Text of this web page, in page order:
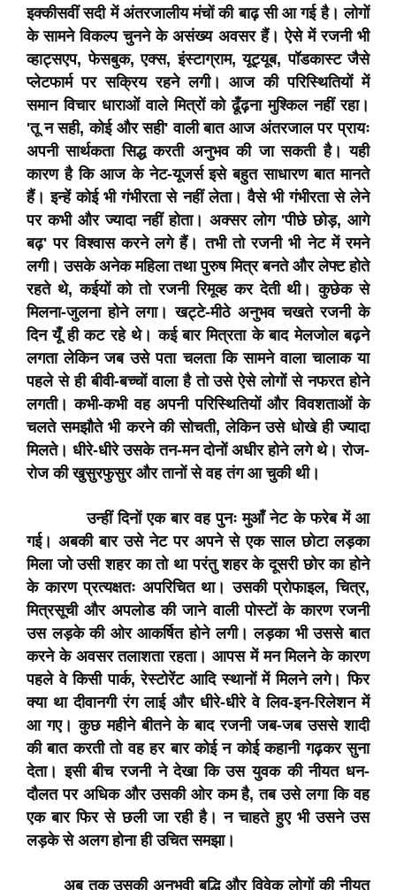
इक्कीसवीं सदी में अंतरजालीय मंचों की बाढ़ सी आ गई है। लोगों
के सामने विकल्प चुनने के असंख्य अवसर हैं। ऐसे में रजनी भी
व्हाट्सएप, फेसबुक, एक्स, इंस्टाग्राम, यूट्यूब, पॉडकास्ट जैसे
प्लेटफार्म पर सक्रिय रहने लगी। आज की परिस्थितियों में
समान विचार धाराओं वाले मित्रों को ढूँढ़ना मुश्किल नहीं रहा।
'तू न सही, कोई और सही' वाली बात आज अंतरजाल पर प्रायः
अपनी सार्थकता सिद्ध करती अनुभव की जा सकती है। यही
कारण है कि आज के नेट-यूजर्स इसे बहुत साधारण बात मानते
हैं। इन्हें कोई भी गंभीरता से नहीं लेता। वैसे भी गंभीरता से लेने
पर कभी और ज्यादा नहीं होता। अक्सर लोग 'पीछे छोड़, आगे
बढ़' पर विश्वास करने लगे हैं। तभी तो रजनी भी नेट में रमने
लगी। उसके अनेक महिला तथा पुरुष मित्र बनते और लेफ्ट होते
रहते थे, कईयों को तो रजनी रिमूव्ह कर देती थी। कुछेक से
मिलना-जुलना होने लगा। खट्टे-मीठे अनुभव चखते रजनी के
दिन यूँ ही कट रहे थे। कई बार मित्रता के बाद मेलजोल बढ़ने
लगता लेकिन जब उसे पता चलता कि सामने वाला चालाक या
पहले से ही बीवी-बच्चों वाला है तो उसे ऐसे लोगों से नफरत होने
लगती। कभी-कभी वह अपनी परिस्थितियों और विवशताओं के
चलते समझौते भी करने की सोचती, लेकिन उसे धोखे ही ज्यादा
मिलते। धीरे-धीरे उसके तन-मन दोनों अधीर होने लगे थे। रोज-
रोज की खुसुरफुसुर और तानों से वह तंग आ चुकी थी।
उन्हीं दिनों एक बार वह पुनः मुआँ नेट के फरेब में आ
गई। अबकी बार उसे नेट पर अपने से एक साल छोटा लड़का
मिला जो उसी शहर का तो था परंतु शहर के दूसरी छोर का होने
के कारण प्रत्यक्षतः अपरिचित था। उसकी प्रोफाइल, चित्र,
मित्रसूची और अपलोड की जाने वाली पोस्टों के कारण रजनी
उस लड़के की ओर आकर्षित होने लगी। लड़का भी उससे बात
करने के अवसर तलाशता रहता। आपस में मन मिलने के कारण
पहले वे किसी पार्क, रेस्टोरेंट आदि स्थानों में मिलने लगे। फिर
क्या था दीवानगी रंग लाई और धीरे-धीरे वे लिव-इन-रिलेशन में
आ गए। कुछ महीने बीतने के बाद रजनी जब-जब उससे शादी
की बात करती तो वह हर बार कोई न कोई कहानी गढ़कर सुना
देता। इसी बीच रजनी ने देखा कि उस युवक की नीयत धन-
दौलत पर अधिक और उसकी ओर कम है, तब उसे लगा कि वह
एक बार फिर से छली जा रही है। न चाहते हुए भी उसने उस
लड़के से अलग होना ही उचित समझा।
अब तक उसकी अनुभवी बुद्धि और विवेक लोगों की नीयत